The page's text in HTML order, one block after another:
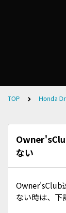
TOP Honda
ない
Owner'sClub
ない時は、下